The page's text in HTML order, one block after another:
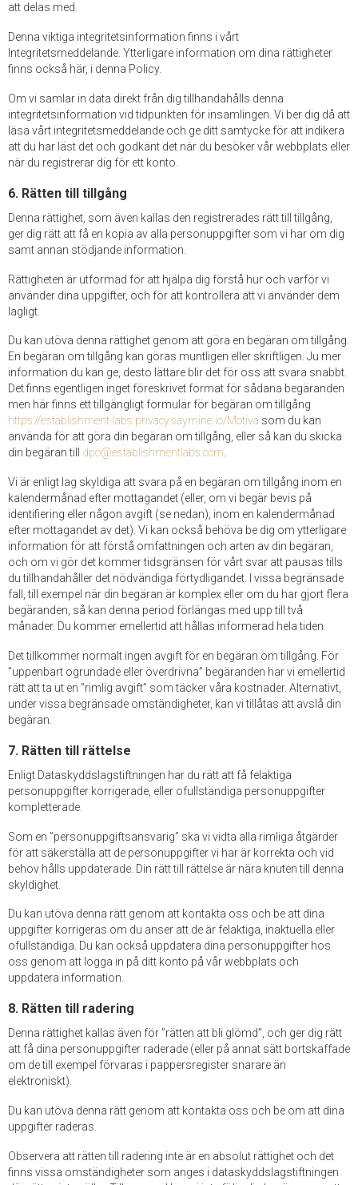
att delas med.
Denna viktiga integritetsinformation finns i vårt
Integritetsmeddelande. Ytterligare information om dina rättigheter
finns också här, i denna Policy.
Om vi samlar in data direkt från dig tillhandahålls denna
integritetsinformation vid tidpunkten för insamlingen. Vi ber dig då att
läsa vårt integritetsmeddelande och ge ditt samtycke för att indikera
att du har läst det och godkänt det när du besöker vår webbplats eller
när du registrerar dig för ett konto.
6. Rätten till tillgång
Denna rättighet, som även kallas den registrerades rätt till tillgång,
ger dig rätt att få en kopia av alla personuppgifter som vi har om dig
samt annan stödjande information.
Rättigheten är utformad för att hjälpa dig förstå hur och varför vi
använder dina uppgifter, och för att kontrollera att vi använder dem
lagligt.
Du kan utöva denna rättighet genom att göra en begäran om tillgång.
En begäran om tillgång kan göras muntligen eller skriftligen. Ju mer
information du kan ge, desto lättare blir det för oss att svara snabbt.
Det finns egentligen inget föreskrivet format för sådana begäranden
men här finns ett tillgängligt formulär för begäran om tillgång
https://establishment-labs.privacy.saymine.io/Motiva som du kan
använda för att göra din begäran om tillgång, eller så kan du skicka
din begäran till dpo@establishmentlabs.com.
Vi är enligt lag skyldiga att svara på en begäran om tillgång inom en
kalendermånad efter mottagandet (eller, om vi begär bevis på
identifiering eller någon avgift (se nedan), inom en kalendermånad
efter mottagandet av det). Vi kan också behöva be dig om ytterligare
information för att förstå omfattningen och arten av din begäran,
och om vi gör det kommer tidsgränsen för vårt svar att pausas tills
du tillhandahåller det nödvändiga förtydligandet. I vissa begränsade
fall, till exempel när din begäran är komplex eller om du har gjort flera
begäranden, så kan denna period förlängas med upp till två
månader. Du kommer emellertid att hållas informerad hela tiden.
Det tillkommer normalt ingen avgift för en begäran om tillgång. För
”uppenbart ogrundade eller överdrivna” begäranden har vi emellertid
rätt att ta ut en ”rimlig avgift” som täcker våra kostnader. Alternativt,
under vissa begränsade omständigheter, kan vi tillåtas att avslå din
begäran.
7. Rätten till rättelse
Enligt Dataskyddslagstiftningen har du rätt att få felaktiga
personuppgifter korrigerade, eller ofullständiga personuppgifter
kompletterade.
Som en ”personuppgiftsansvarig” ska vi vidta alla rimliga åtgärder
för att säkerställa att de personuppgifter vi har är korrekta och vid
behov hålls uppdaterade. Din rätt till rättelse är nära knuten till denna
skyldighet.
Du kan utöva denna rätt genom att kontakta oss och be att dina
uppgifter korrigeras om du anser att de är felaktiga, inaktuella eller
ofullständiga. Du kan också uppdatera dina personuppgifter hos
oss genom att logga in på ditt konto på vår webbplats och
uppdatera information.
8. Rätten till radering
Denna rättighet kallas även för ”rätten att bli glömd”, och ger dig rätt
att få dina personuppgifter raderade (eller på annat sätt bortskaffade
om de till exempel förvaras i pappersregister snarare än
elektroniskt).
Du kan utöva denna rätt genom att kontakta oss och be om att dina
uppgifter raderas.
Observera att rätten till radering inte är en absolut rättighet och det
finns vissa omständigheter som anges i dataskyddslagstiftningen